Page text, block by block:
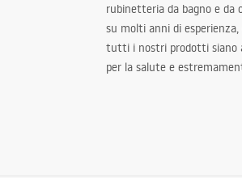
rubinetteria da bagno e da
su molti anni di
tutti i nostri prodotti siano
per la salute e